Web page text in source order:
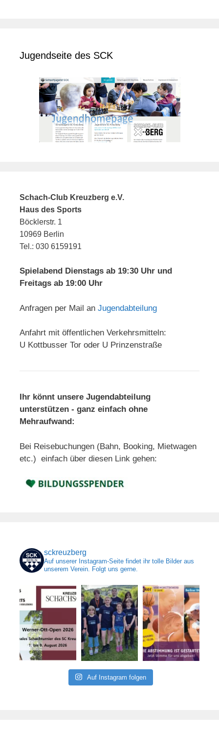
Jugendseite des SCK
Schach-Club Kreuzberg e.V.
Haus des Sports
Böcklerstr. 1
10969 Berlin
Tel.: 030 6159191
Spielabend Dienstags ab 19:30 Uhr und
Freitags ab 19:00 Uhr
Anfragen per Mail an Jugendabteilung
Anfahrt mit öffentlichen Verkehrsmitteln:
U Kottbusser Tor oder U Prinzenstraße
Ihr könnt unsere Jugendabteilung
unterstützen - ganz einfach ohne
Mehraufwand:
Bei Reisebuchungen (Bahn, Booking, Mietwagen
etc.) einfach über diesen Link gehen:
sckreuzberg
Auf unserer Instagram-Seite findet ihr tolle Bilder aus
unserem Verein. Folgt uns gerne.
Auf Instagram folgen